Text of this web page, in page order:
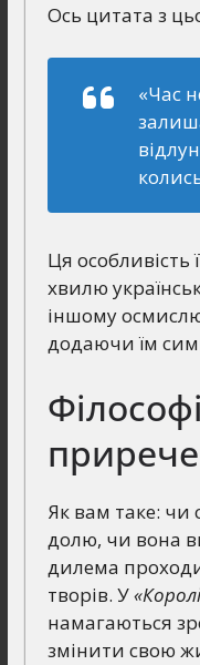
Ось цитата з
«Час
Ця особливість
хвилю
іншому
додаючи їм
Як вам таке: чи
долю, чи вона
дилема
творів. У
намагаються
змінити свою